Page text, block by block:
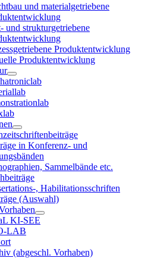
und materialgetriebene
und strukturgetriebene
Produktentwicklung
Produktentwicklung
in Konferenz- und
Sammelbände etc.
, Habilitationsschriften
(Auswahl)
KI-SEE
LAB
(abgeschl. Vorhaben)